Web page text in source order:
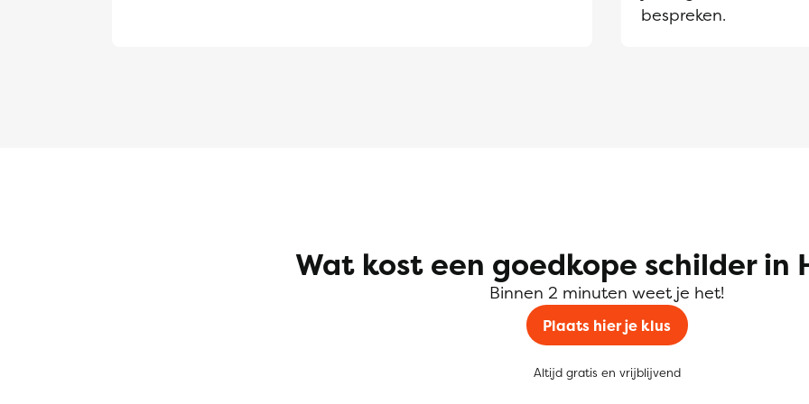
bespreken.
Wat kost een goedkope schilder in
Binnen 2 minuten weet je het!
Plaats hier je klus
Altijd gratis en vrijblijvend